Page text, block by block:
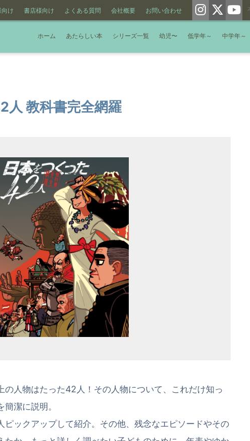
け 書店様向け よくある質問 会社概要 お問い合わせ
ホーム あたらしい本 シリーズ一覧 幼児〜 低学年～ 中学年～
人 教科書完全網羅
の人物はたった42人！その人物について、これだけ知っ
潔に説明。
ピックアップして紹介。その他、残念なエピソードやその